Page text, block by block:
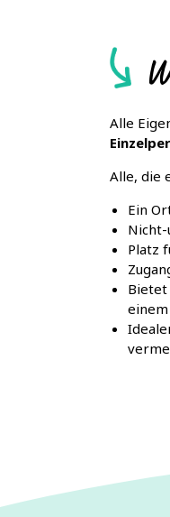
Alle
Alle, die
Ein
Nicht-
Platz
Bietet
einem